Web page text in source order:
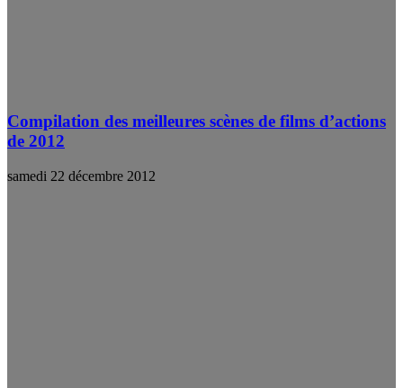
Compilation des meilleures scènes de films d’actions
de 2012
samedi 22 décembre 2012